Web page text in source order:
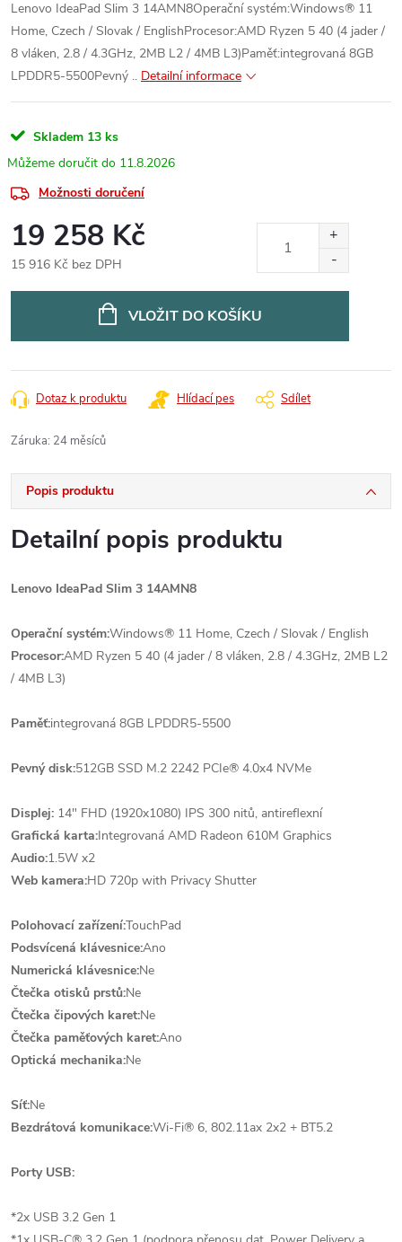
Lenovo IdeaPad Slim 3 14AMN8Operační systém:Windows® 11
Home, Czech / Slovak / EnglishProcesor:AMD Ryzen 5 40 (4 jader /
8 vláken, 2.8 / 4.3GHz, 2MB L2 / 4MB L3)Paměť:integrovaná 8GB
LPDDR5-5500Pevný .. Detailní informace
Skladem 13 ks
11.8.2026
Možnosti doručení
19 258 Kč
15 916 Kč bez DPH
VLOŽIT DO KOŠÍKU
Dotaz k produktu Hlídací pes Sdílet
Záruka: 24 měsíců
Popis produktu
Detailní popis produktu
Lenovo IdeaPad Slim 3 14AMN8
Operační systém:Windows® 11 Home, Czech / Slovak / English
Procesor:AMD Ryzen 5 40 (4 jader / 8 vláken, 2.8 / 4.3GHz, 2MB L2
/ 4MB L3)
Paměť:integrovaná 8GB LPDDR5-5500
Pevný disk:512GB SSD M.2 2242 PCIe® 4.0x4 NVMe
Displej: 14" FHD (1920x1080) IPS 300 nitů, antireflexní
Grafická karta:Integrovaná AMD Radeon 610M Graphics
Audio:1.5W x2
Web kamera:HD 720p with Privacy Shutter
Polohovací zařízení:TouchPad
Podsvícená klávesnice:Ano
Numerická klávesnice:Ne
Čtečka otisků prstů:Ne
Čtečka čipových karet:Ne
Čtečka paměťových karet:Ano
Optická mechanika:Ne
Síť:Ne
Bezdrátová komunikace:Wi-Fi® 6, 802.11ax 2x2 + BT5.2
Porty USB:
*2x USB 3.2 Gen 1